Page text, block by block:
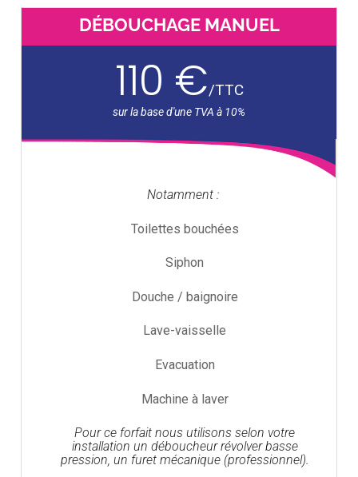
DÉBOUCHAGE MANUEL
110 €/TTC
Notamment :
Toilettes bouchées
Siphon
Douche / baignoire
Lave-vaisselle
Evacuation
Machine à laver
Pour ce forfait nous utilisons selon votre
installation un déboucheur révolver basse
pression, un furet mécanique (professionnel).